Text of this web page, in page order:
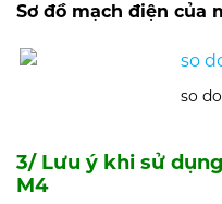
Sơ đồ mạch điện của
so
3/ Lưu ý khi sử
M4